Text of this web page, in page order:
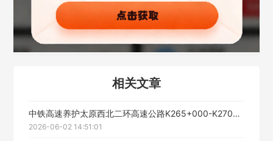
相关文章
中铁高速养护太原西北二环高速公路K265+000-K270+000注浆缺陷整治工程专业服务招标公告
2026-06-02 14:51:01
联系方式